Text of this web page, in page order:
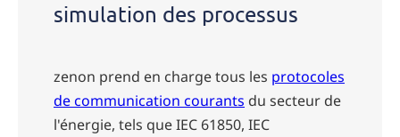
simulation des processus
zenon prend en charge tous les protocoles
de communication courants du secteur de
l'énergie, tels que IEC 61850, IEC